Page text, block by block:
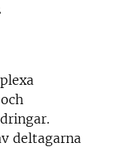
deltagarna